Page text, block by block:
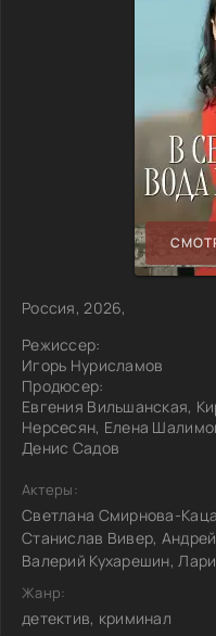
Россия, 2026,
Режиссер:
Игорь Нурисламов
Продюсер:
Евгения Вильшанская,
Нерсесян, Елена
Денис Садов
Актеры:
Светлана Смирнова-
Станислав Вивер,
Валерий Кухарешин,
Жанр:
детектив, криминал